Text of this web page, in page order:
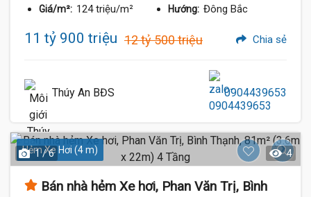
Giá/m²: 124 triệu/m² Hướng: Đông Bắc
11 tỷ 900 triệu 12 tỷ 500 triệu Chia sẻ
Thúy An BĐS 0904439653
Hẻm Xe Hơi (4 m)
1 / 6 4
Bán nhà hẻm Xe hơi, Phan Văn Trị, Bình